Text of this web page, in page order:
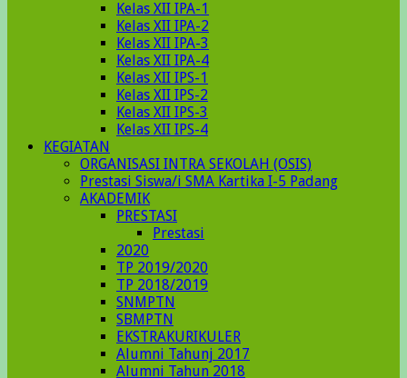
Kelas XII IPA-1
Kelas XII IPA-2
Kelas XII IPA-3
Kelas XII IPA-4
Kelas XII IPS-1
Kelas XII IPS-2
Kelas XII IPS-3
Kelas XII IPS-4
KEGIATAN
ORGANISASI INTRA SEKOLAH (OSIS)
Prestasi Siswa/i SMA Kartika I-5 Padang
AKADEMIK
PRESTASI
Prestasi
2020
TP 2019/2020
TP 2018/2019
SNMPTN
SBMPTN
EKSTRAKURIKULER
Alumni Tahunj 2017
Alumni Tahun 2018